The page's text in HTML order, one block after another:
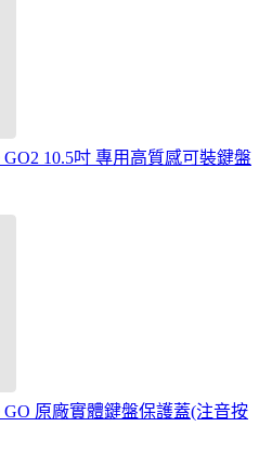
GO2 10.5吋 專用高質感可裝鍵盤
GO 原廠實體鍵盤保護蓋(注音按